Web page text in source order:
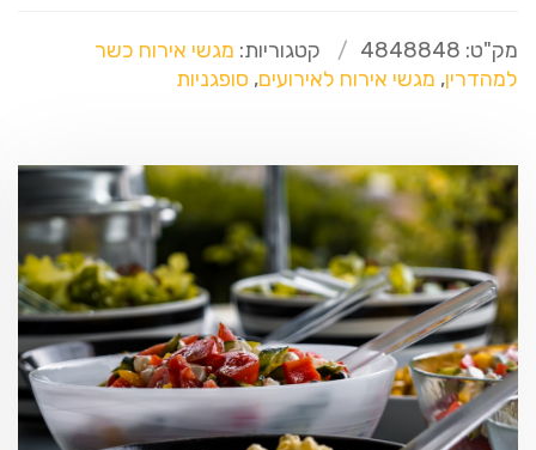
מק"ט: 4848848 קטגוריות: מגשי אירוח כשר
למהדרין, מגשי אירוח לאירועים, סופגניות